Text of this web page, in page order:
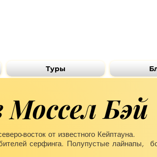
Туры
Бэй
восток от известного Кейптауна.
серфинга. Полупустые лайнапы,